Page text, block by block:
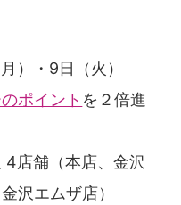
）・9日（火）
ポイント を２倍進
4店舗（本店、金沢
沢エムザ店）